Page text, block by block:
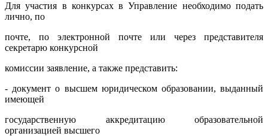
Для участия в конкурсах в Управление необходимо подать
лично, по
почте, по электронной почте или через представителя
секретарю конкурсной
комиссии заявление, а также представить:
- документ о высшем юридическом образовании, выданный
имеющей
государственную аккредитацию образовательной
организацией высшего